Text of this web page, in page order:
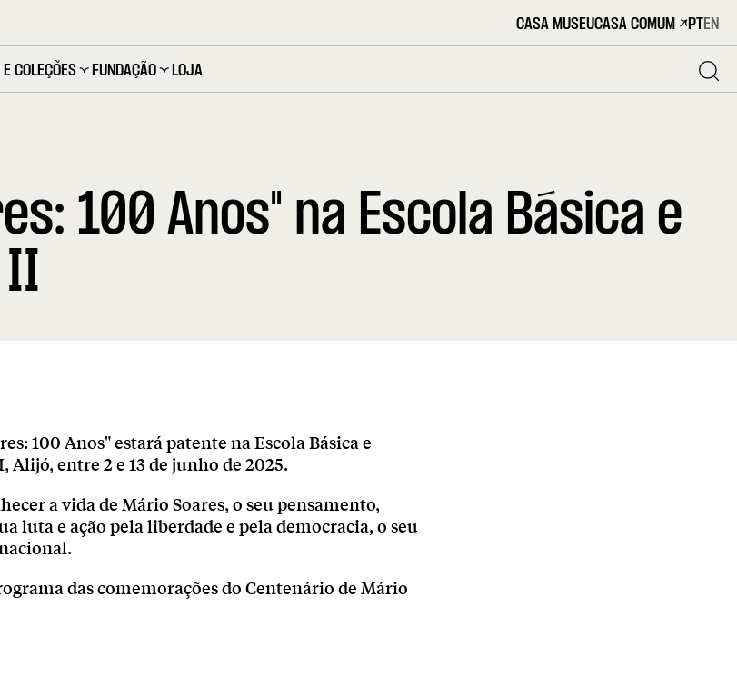
CASA MUSEUCASA COMUM PTEN
COLEÇÕES FUNDAÇÃO LOJA
100 Anos" na Escola Básica e
II
100 Anos" estará patente na Escola Básica e
Alijó, entre 2 e 13 de junho de 2025.
a vida de Mário Soares, o seu pensamento,
luta e ação pela liberdade e pela democracia, o seu
das comemorações do Centenário de Mário